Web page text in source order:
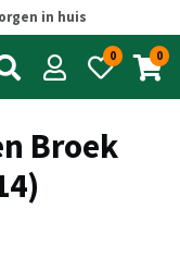
in huis
0 0
Broek